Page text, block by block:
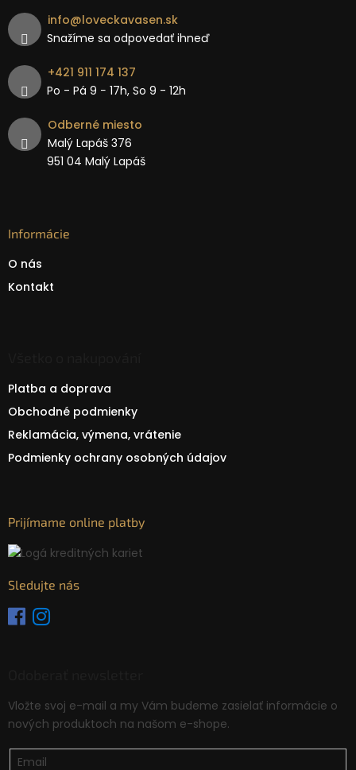
info@loveckavasen.sk
Snažíme sa odpovedať ihneď
+421 911 174 137
Po - Pá 9 − 17h, So 9 - 12h
Odberné miesto
Malý Lapáš 376
951 04 Malý Lapáš
Informácie
O nás
Kontakt
Platba a doprava
Obchodné podmienky
Reklamácia, výmena, vrátenie
Podmienky ochrany osobných údajov
Prijímame online platby
Sledujte nás
Vložte svoj e-mail a my Vám budeme zasielať informácie o
nových produktoch na našom e-shope.
Email